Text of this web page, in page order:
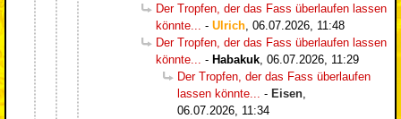
Der Tropfen, der das Fass überlaufen lassen
könnte...
- Ulrich 06.07.2026, 11:48
Der Tropfen, der das Fass überlaufen lassen
könnte...
- Habakuk 06.07.2026, 11:29
Der Tropfen, der das Fass überlaufen
lassen könnte...
- Eisen
06.07.2026, 11:34